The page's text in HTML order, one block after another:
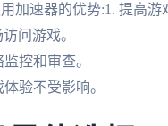
加速器的优势:1. 提高游
问游戏。
控和审查。
验不受影响。